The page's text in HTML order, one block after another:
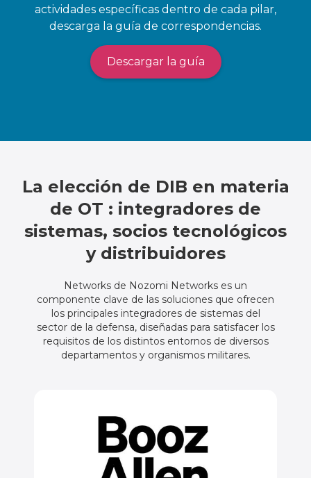
actividades específicas dentro de cada pilar,
descarga la guía de correspondencias.
Descargar la guía
La elección de DIB en materia
de OT : integradores de
sistemas, socios tecnológicos
y distribuidores
Networks de Nozomi Networks es un
componente clave de las soluciones que ofrecen
los principales integradores de sistemas del
sector de la defensa, diseñadas para satisfacer los
requisitos de los distintos entornos de diversos
departamentos y organismos militares.